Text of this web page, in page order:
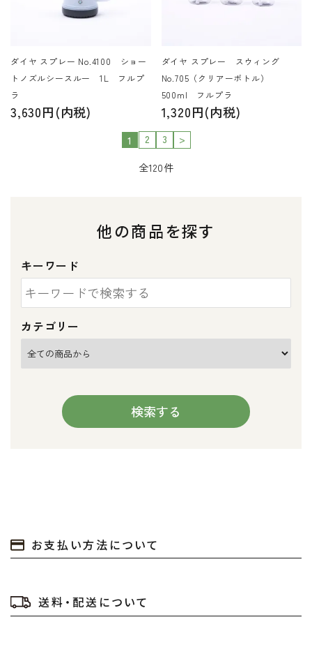
ダイヤ スプレー No.4100 ショー
トノズルシースルー 1L フルプ
ラ
3,630円(内税)
ダイヤ スプレー スウィング
No.705（クリアーボトル）
500ml フルプラ
1,320円(内税)
1 2 3 >
全120件
他の商品を探す
キーワード
カテゴリー
検索する
お支払い方法について
送料・配送について